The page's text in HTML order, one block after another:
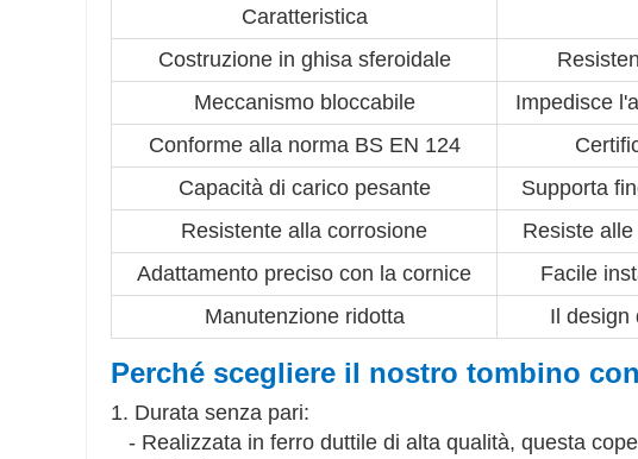
Caratteristica
Costruzione in ghisa sferoidale
Meccanismo bloccabile
Impedisce
Conforme alla norma BS EN 124
Capacità di carico pesante
Supporta
Resistente alla corrosione
Resiste
Adattamento preciso con la cornice
Facile
Manutenzione ridotta
Il design
Perché scegliere il nostro tombino
1. Durata senza pari:
- Realizzata in ferro duttile di alta qualità, questa